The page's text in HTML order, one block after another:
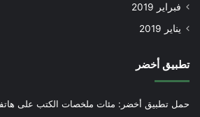
فبراير 2019
يناير 2019
تطبيق أخضر
حمل تطبيق أخضر: مئات ملخصات الكتب على